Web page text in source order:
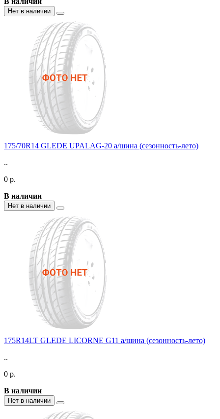
Нет в наличии
175/70R14 GLEDE UPALAG-20 а/шина (сезонность-лето)
..
0 р.
В наличии
Нет в наличии
175R14LT GLEDE LICORNE G11 а/шина (сезонность-лето)
..
0 р.
В наличии
Нет в наличии